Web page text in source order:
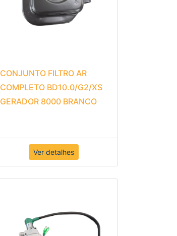
CONJUNTO FILTRO AR
COMPLETO BD10.0/G2/XS
GERADOR 8000 BRANCO
Ver detalhes